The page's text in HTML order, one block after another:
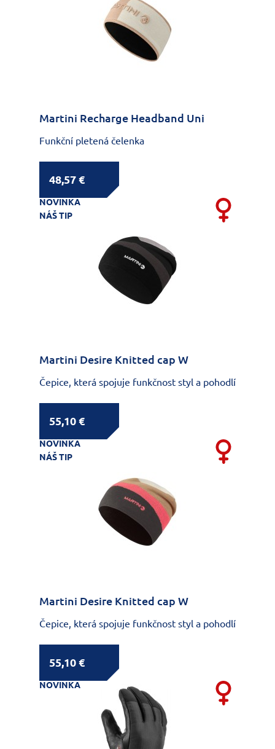
Martini Recharge Headband Uni
Funkční pletená čelenka
48,57 €
NOVINKA
NÁŠ TIP
Martini Desire Knitted cap W
Čepice, která spojuje funkčnost styl a pohodlí
55,10 €
NOVINKA
NÁŠ TIP
Martini Desire Knitted cap W
Čepice, která spojuje funkčnost styl a pohodlí
55,10 €
NOVINKA